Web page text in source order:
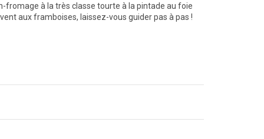
fromage à la très classe tourte à la pintade au foie
aux framboises, laissez-vous guider pas à pas !